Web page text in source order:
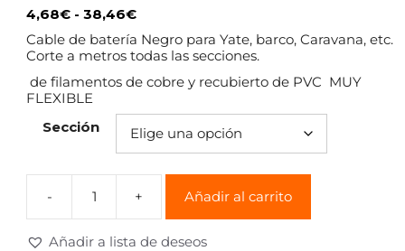
4,68€ - 38,46€
Cable de batería Negro para Yate, barco, Caravana, etc.
Corte a metros todas las secciones.
de filamentos de cobre y recubierto de PVC MUY
FLEXIBLE
Sección
Añadir al carrito
Añadir a lista de deseos